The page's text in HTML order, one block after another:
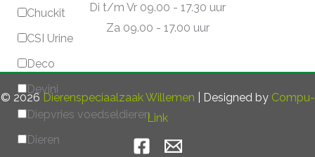
Chuckit
CSI Urine
Deco
Devini
Diepvries voedseldieren
Dieren
Di t/m Vr 09.00 - 17.30 uur
Za 09.00 - 17.00 uur
© 2026 Dierenspeciaalzaak Willemen | Designed by Compu-
Link